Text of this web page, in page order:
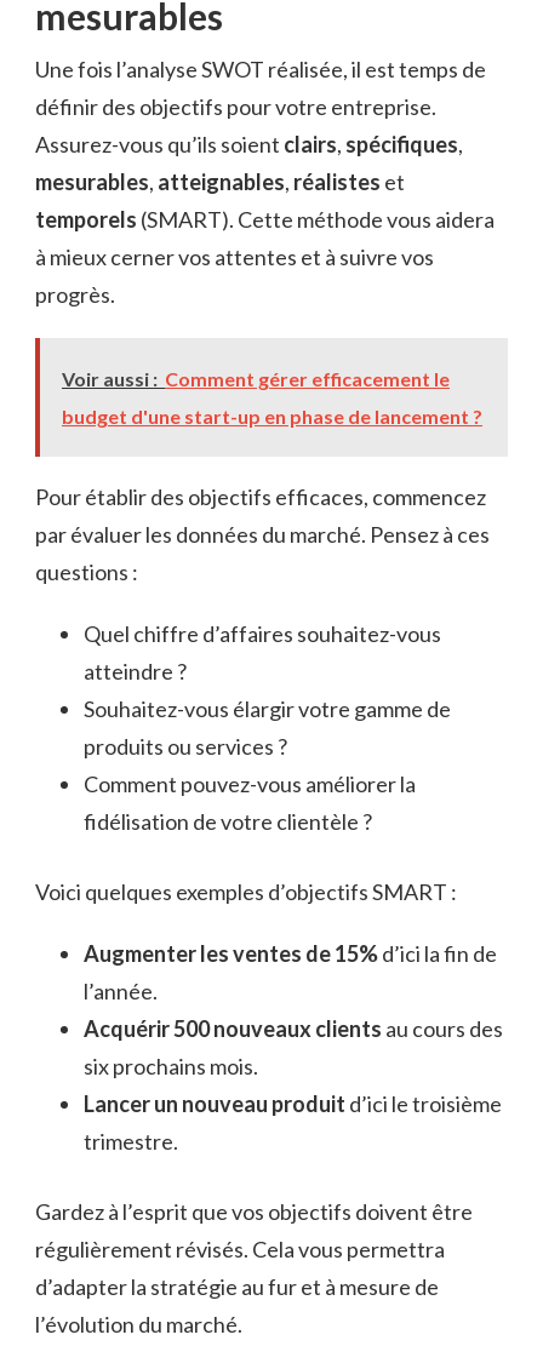
mesurables
Une fois l’analyse SWOT réalisée, il est temps de
définir des objectifs pour votre entreprise.
Assurez-vous qu’ils soient clairs, spécifiques,
mesurables, atteignables, réalistes et
temporels (SMART). Cette méthode vous aidera
à mieux cerner vos attentes et à suivre vos
progrès.
Voir aussi : Comment gérer efficacement le
budget d'une start-up en phase de lancement ?
Pour établir des objectifs efficaces, commencez
par évaluer les données du marché. Pensez à ces
questions :
Quel chiffre d’affaires souhaitez-vous
atteindre ?
Souhaitez-vous élargir votre gamme de
produits ou services ?
Comment pouvez-vous améliorer la
fidélisation de votre clientèle ?
Voici quelques exemples d’objectifs SMART :
Augmenter les ventes de 15%d’ici la fin de
l’année.
Acquérir 500 nouveaux clients au cours des
six prochains mois.
Lancer un nouveau produit d’ici le troisième
trimestre.
Gardez à l’esprit que vos objectifs doivent être
régulièrement révisés. Cela vous permettra
d’adapter la stratégie au fur et à mesure de
l’évolution du marché.